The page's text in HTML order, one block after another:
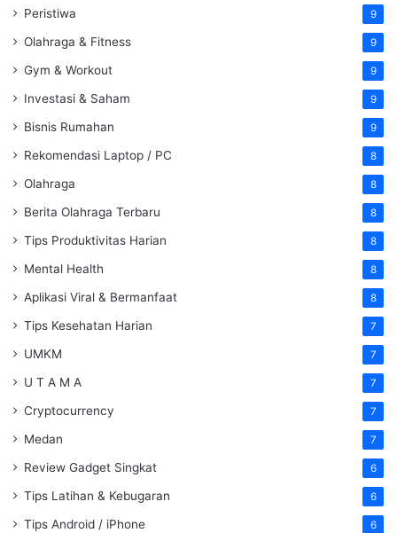
Peristiwa 9
Olahraga & Fitness 9
Gym & Workout 9
Investasi & Saham 9
Bisnis Rumahan 9
Rekomendasi Laptop / PC 8
Olahraga 8
Berita Olahraga Terbaru 8
Tips Produktivitas Harian 8
Mental Health 8
Aplikasi Viral & Bermanfaat 8
Tips Kesehatan Harian 7
UMKM 7
U T A M A 7
Cryptocurrency 7
Medan 7
Review Gadget Singkat 6
Tips Latihan & Kebugaran 6
Tips Android / iPhone 6